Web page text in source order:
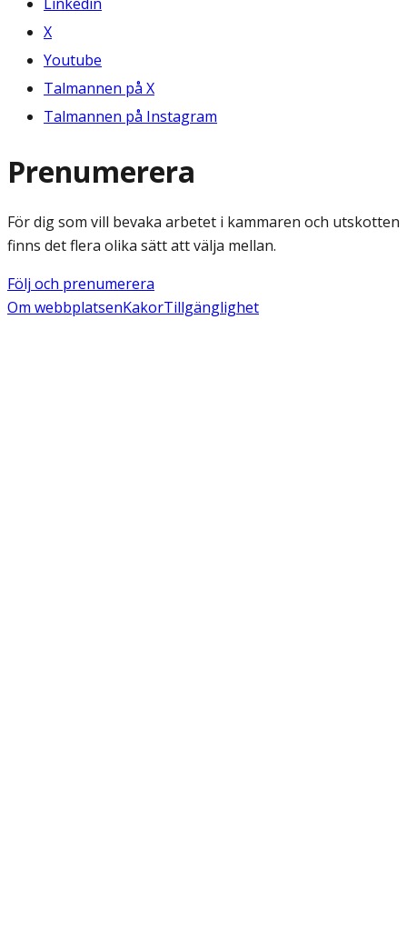
X
Youtube
Talmannen på X
Talmannen på Instagram
Prenumerera
För dig som vill bevaka arbetet i kammaren och utskotten
finns det flera olika sätt att välja mellan.
Följ och prenumerera
Om webbplatsenKakorTillgänglighet